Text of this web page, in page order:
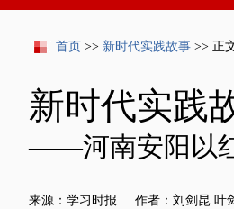
首页 >> 新时代实践故事 >> 正
新时代实践
——河南安阳以
来源：学习时报 作者：刘剑昆 叶